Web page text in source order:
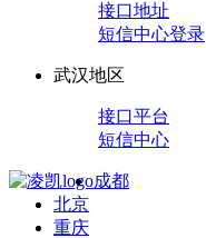
接口地址
短信中心登录
武汉地区
接口平台
短信中心
成都
北京
重庆